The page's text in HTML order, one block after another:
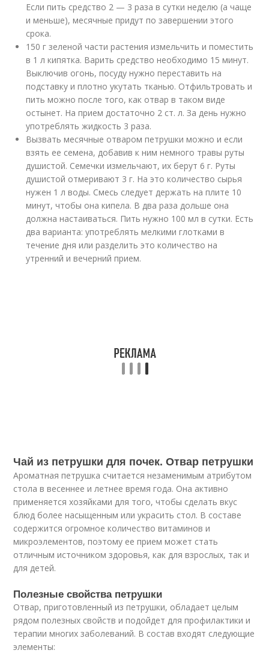
Если пить средство 2 — 3 раза в сутки неделю (а чаще
и меньше), месячные придут по завершении этого
срока.
150 г зеленой части растения измельчить и поместить
в 1 л кипятка. Варить средство необходимо 15 минут.
Выключив огонь, посуду нужно переставить на
подставку и плотно укутать тканью. Отфильтровать и
пить можно после того, как отвар в таком виде
остынет. На прием достаточно 2 ст. л. За день нужно
употреблять жидкость 3 раза.
Вызвать месячные отваром петрушки можно и если
взять ее семена, добавив к ним немного травы руты
душистой. Семечки измельчают, их берут 6 г. Руты
душистой отмеривают 3 г. На это количество сырья
нужен 1 л воды. Смесь следует держать на плите 10
минут, чтобы она кипела. В два раза дольше она
должна настаиваться. Пить нужно 100 мл в сутки. Есть
два варианта: употреблять мелкими глотками в
течение дня или разделить это количество на
утренний и вечерний прием.
Чай из петрушки для почек. Отвар петрушки
Ароматная петрушка считается незаменимым атрибутом
стола в весеннее и летнее время года. Она активно
применяется хозяйками для того, чтобы сделать вкус
блюд более насыщенным или украсить стол. В составе
содержится огромное количество витаминов и
микроэлементов, поэтому ее прием может стать
отличным источником здоровья, как для взрослых, так и
для детей.
Полезные свойства петрушки
Отвар, приготовленный из петрушки, обладает целым
рядом полезных свойств и подойдет для профилактики и
терапии многих заболеваний. В состав входят следующие
элементы: